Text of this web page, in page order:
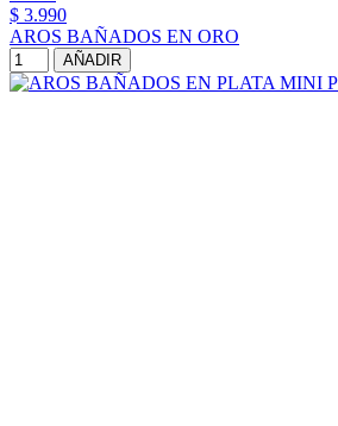
$ 3.990
AROS BAÑADOS EN ORO
AÑADIR